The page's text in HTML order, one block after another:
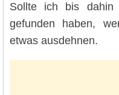
Sollte ich bis dahin
gefunden haben,
etwas ausdehnen.